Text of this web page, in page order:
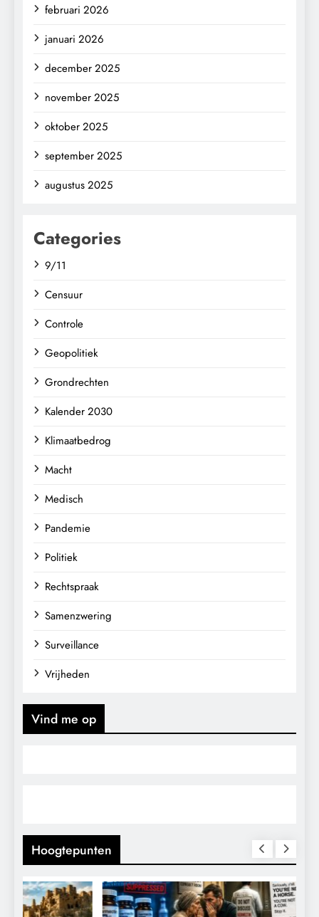
februari 2026
januari 2026
december 2025
november 2025
oktober 2025
september 2025
augustus 2025
Categories
9/11
Censuur
Controle
Geopolitiek
Grondrechten
Kalender 2030
Klimaatbedrog
Macht
Medisch
Pandemie
Politiek
Rechtspraak
Samenzwering
Surveillance
Vrijheden
Vind me op
Hoogtepunten